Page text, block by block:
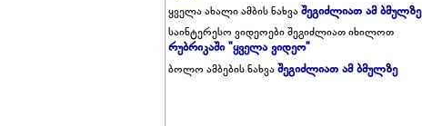
ყველა ახალი ამბის ნახვაშეგიძლიათ ამ ბმულზე
საინტერესო ვიდეოები შეგიძლიათ იხილოთ
რუბრიკაში "ყველა ვიდეო"
ბოლო ამბების ნახვაშეგიძლიათ ამ ბმულზე